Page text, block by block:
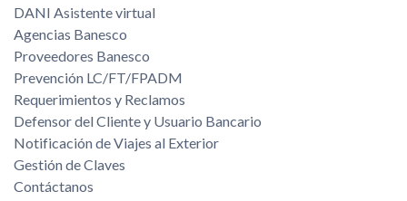
DANI Asistente virtual
Agencias Banesco
Proveedores Banesco
Prevención LC/FT/FPADM
Requerimientos y Reclamos
Defensor del Cliente y Usuario Bancario
Notificación de Viajes al Exterior
Gestión de Claves
Contáctanos